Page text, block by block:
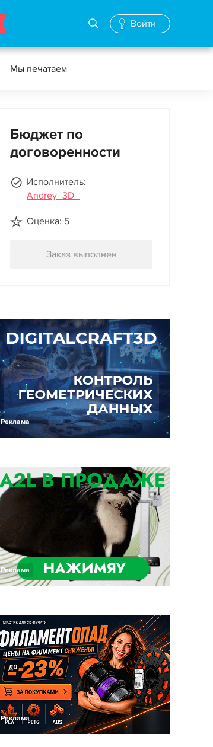
Войти
Мы печатаем
Бюджет по
договоренности
Исполнитель:
Andrey_3D_
Оценка: 5
Заказ выполнен
Реклама
Реклама
Реклама